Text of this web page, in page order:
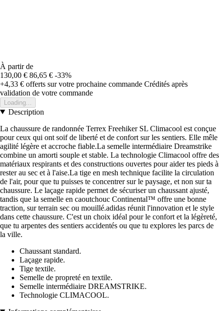
À partir de
130,00 € 86,65 € -33%
+4,33 € offerts sur votre prochaine commande Crédités après
validation de votre commande
Loading...
Description
La chaussure de randonnée Terrex Freehiker SL Climacool est conçue
pour ceux qui ont soif de liberté et de confort sur les sentiers. Elle mêle
agilité légère et accroche fiable.La semelle intermédiaire Dreamstrike
combine un amorti souple et stable. La technologie Climacool offre des
matériaux respirants et des constructions ouvertes pour aider tes pieds à
rester au sec et à l'aise.La tige en mesh technique facilite la circulation
de l'air, pour que tu puisses te concentrer sur le paysage, et non sur ta
chaussure. Le laçage rapide permet de sécuriser un chaussant ajusté,
tandis que la semelle en caoutchouc Continental™ offre une bonne
traction, sur terrain sec ou mouillé.adidas réunit l'innovation et le style
dans cette chaussure. C'est un choix idéal pour le confort et la légèreté,
que tu arpentes des sentiers accidentés ou que tu explores les parcs de
la ville.
Chaussant standard.
Laçage rapide.
Tige textile.
Semelle de propreté en textile.
Semelle intermédiaire DREAMSTRIKE.
Technologie CLIMACOOL.